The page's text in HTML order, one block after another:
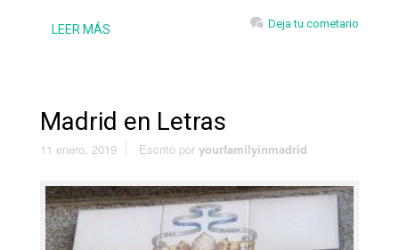
LEER MÁS Deja tu cometario
Madrid en Letras
11 enero, 2019 Escrito por yourfamilyinmadrid